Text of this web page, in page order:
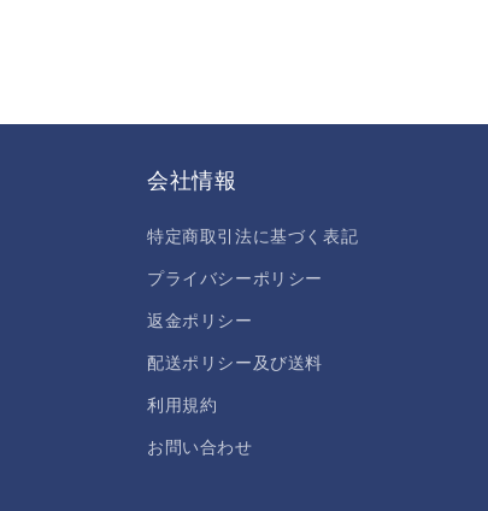
会社情報
特定商取引法に基づく表記
プライバシーポリシー
返金ポリシー
配送ポリシー及び送料
利用規約
お問い合わせ